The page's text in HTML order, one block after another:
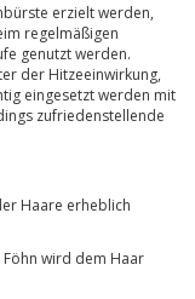
erzielt werden,
regelmäßigen
genutzt werden.
der Hitzeeinwirkung,
eingesetzt werden mit
zufriedenstellende
Haare erheblich
wird dem Haar